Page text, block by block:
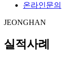
온라인문의
JEONGHAN
실적사례